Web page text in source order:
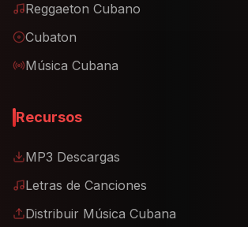
Reggaeton Cubano
Cubaton
Música Cubana
Recursos
MP3 Descargas
Letras de Canciones
Distribuir Música Cubana